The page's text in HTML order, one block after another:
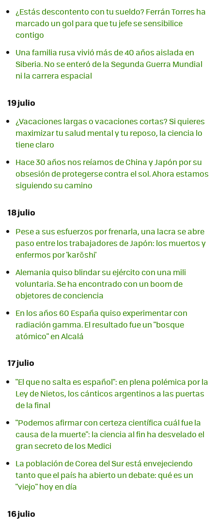
¿Estás descontento con tu sueldo? Ferrán Torres ha
marcado un gol para que tu jefe se sensibilice
contigo
Una familia rusa vivió más de 40 años aislada en
Siberia. No se enteró de la Segunda Guerra Mundial
ni la carrera espacial
19 julio
¿Vacaciones largas o vacaciones cortas? Si quieres
maximizar tu salud mental y tu reposo, la ciencia lo
tiene claro
Hace 30 años nos reíamos de China y Japón por su
obsesión de protegerse contra el sol. Ahora estamos
siguiendo su camino
18 julio
Pese a sus esfuerzos por frenarla, una lacra se abre
paso entre los trabajadores de Japón: los muertos y
enfermos por 'karōshi'
Alemania quiso blindar su ejército con una mili
voluntaria. Se ha encontrado con un boom de
objetores de conciencia
En los años 60 España quiso experimentar con
radiación gamma. El resultado fue un "bosque
atómico" en Alcalá
17 julio
"El que no salta es español": en plena polémica por la
Ley de Nietos, los cánticos argentinos a las puertas
de la final
"Podemos afirmar con certeza científica cuál fue la
causa de la muerte": la ciencia al fin ha desvelado el
gran secreto de los Medici
La población de Corea del Sur está envejeciendo
tanto que el país ha abierto un debate: qué es un
"viejo" hoy en día
16 julio